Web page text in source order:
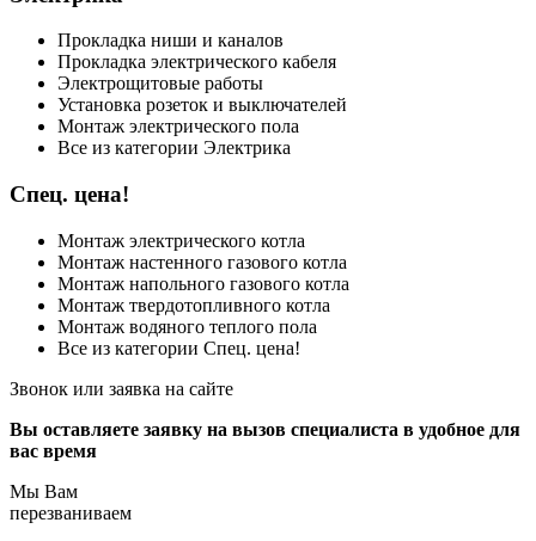
Прокладка ниши и каналов
Прокладка электрического кабеля
Электрощитовые работы
Установка розеток и выключателей
Монтаж электрического пола
Все из категории Электрика
Спец. цена!
Монтаж электрического котла
Монтаж настенного газового котла
Монтаж напольного газового котла
Монтаж твердотопливного котла
Монтаж водяного теплого пола
Все из категории Спец. цена!
Звонок или заявка на сайте
Вы оставляете заявку на вызов специалиста в удобное для
вас время
Мы Вам
перезваниваем